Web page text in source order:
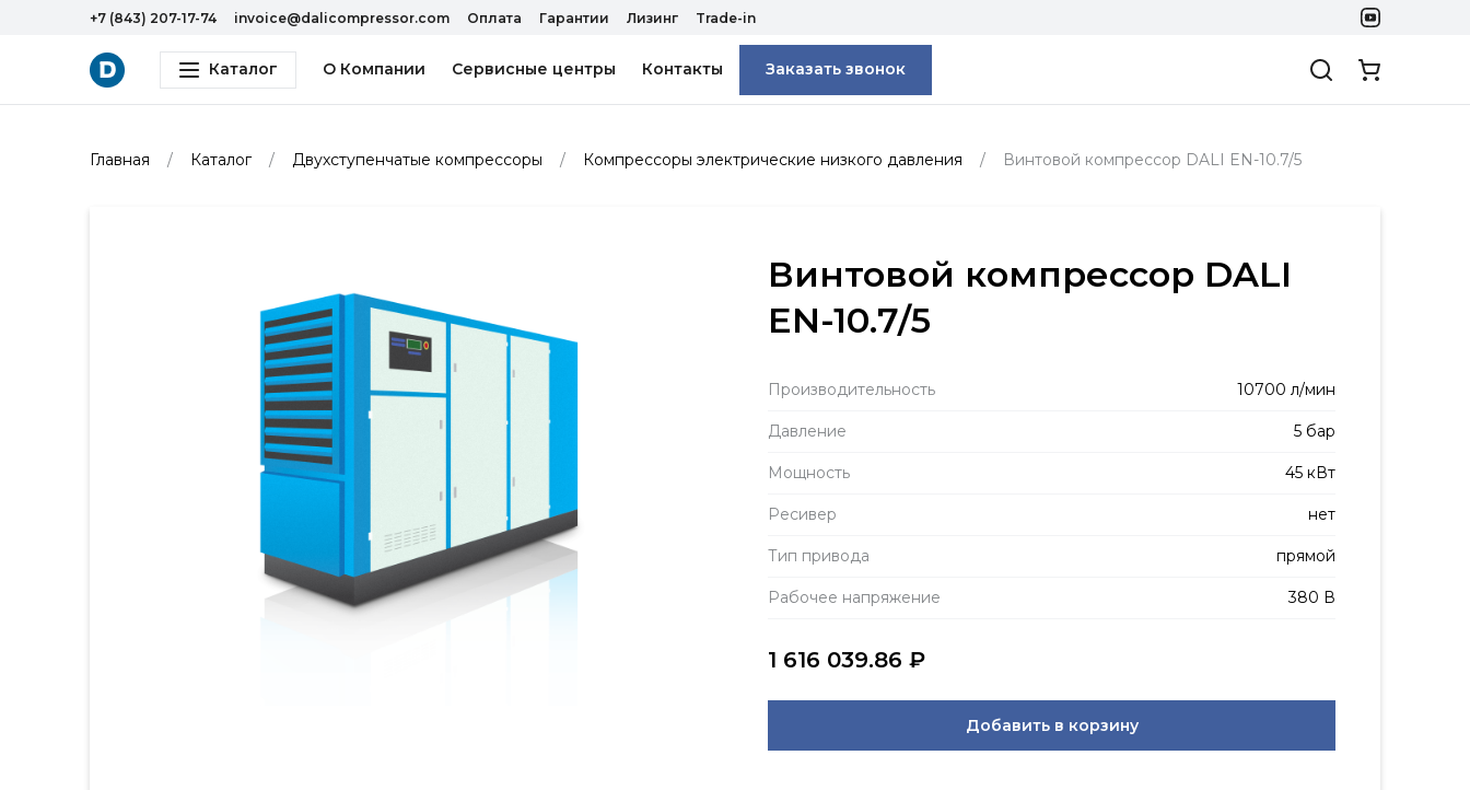
+7 (843) 207-17-74 invoice@dalicompressor.com Оплата Гарантии Лизинг Trade-in
Каталог О Компании Сервисные центры Контакты Заказать звонок
Главная Каталог Двухступенчатые компрессоры Компрессоры электрические низкого давления Винтовой компрессор DALI EN-10.7/5
Винтовой компрессор DALI
EN-10.7/5
Производитель­ность 10700 л/мин
Давление 5 бар
Мощность 45 кВт
Ресивер нет
Тип привода прямой
Рабочее напряжение 380 В
1 616 039.86 ₽
Добавить в корзину